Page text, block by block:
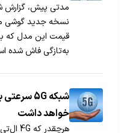
مدتی پیش، گزارش
به‌تازگی فاش شده
خواهد داشت